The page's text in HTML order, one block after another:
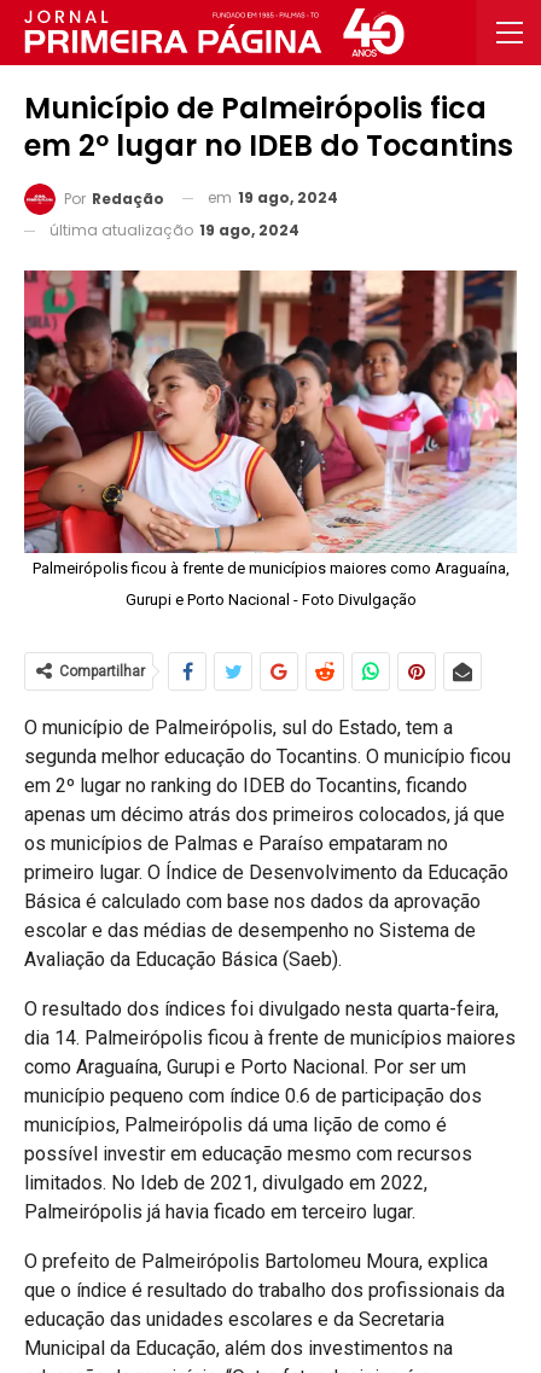
Município de Palmeirópolis fica
em 2º lugar no IDEB do Tocantins
Por Redação em 19 ago, 2024
última atualização 19 ago, 2024
Palmeirópolis ficou à frente de municípios maiores como Araguaína,
Gurupi e Porto Nacional - Foto Divulgação
Compartilhar
O município de Palmeirópolis, sul do Estado, tem a
segunda melhor educação do Tocantins. O município ficou
em 2º lugar no ranking do IDEB do Tocantins, ficando
apenas um décimo atrás dos primeiros colocados, já que
os municípios de Palmas e Paraíso empataram no
primeiro lugar. O Índice de Desenvolvimento da Educação
Básica é calculado com base nos dados da aprovação
escolar e das médias de desempenho no Sistema de
Avaliação da Educação Básica (Saeb).
O resultado dos índices foi divulgado nesta quarta-feira,
dia 14. Palmeirópolis ficou à frente de municípios maiores
como Araguaína, Gurupi e Porto Nacional. Por ser um
município pequeno com índice 0.6 de participação dos
municípios, Palmeirópolis dá uma lição de como é
possível investir em educação mesmo com recursos
limitados. No Ideb de 2021, divulgado em 2022,
Palmeirópolis já havia ficado em terceiro lugar.
O prefeito de Palmeirópolis Bartolomeu Moura, explica
que o índice é resultado do trabalho dos profissionais da
educação das unidades escolares e da Secretaria
Municipal da Educação, além dos investimentos na